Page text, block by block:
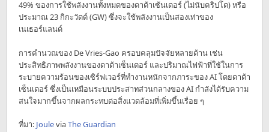
49% ของการใช้พลังงานทั้งหมดของดาต้าเซ้นเตอร์ (ไม่นับคริปโต) หรือ
ประมาณ 23 กิกะวัตต์ (GW) ซึ่งจะใช้พลังงานเป็นสองเท่าของ
เนเธอร์แลนด์
การคำนวณของ De Vries-Gao ครอบคลุมปัจจัยหลายด้าน เช่น
ประสิทธิภาพพลังงานของดาต้าเซ็นเตอร์ และปริมาณไฟฟ้าที่ใช้ในการ
ระบายความร้อนของเซิร์ฟเวอร์ที่ทำงานหนักจากภาระของ AI โดยดาต้า
เซ็นเตอร์ ซึ่งเป็นเหมือนระบบประสาทส่วนกลางของ AI กำลังได้รับความ
สนใจมากขึ้นจากผลกระทบต่อสิ่งแวดล้อมที่เพิ่มขึ้นเรื่อย ๆ
ที่มา: JouleviaThe Guardian